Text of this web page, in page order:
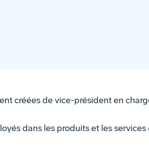
créées de vice-président en
dans les produits et les services